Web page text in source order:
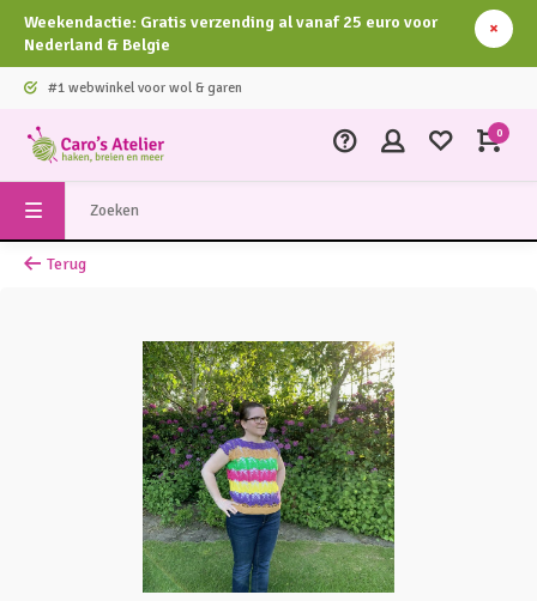
Weekendactie: Gratis verzending al vanaf 25 euro voor
Nederland & Belgie
#1 webwinkel voor wol & garen
0
Terug